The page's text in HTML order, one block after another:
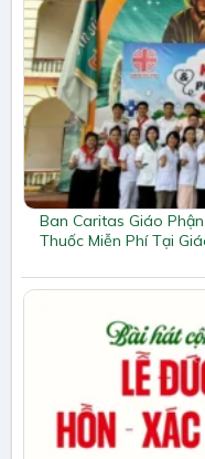
Ban Caritas Giáo
Thuốc Miễn Phí Tại